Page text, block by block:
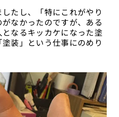
たし、「特にこれがやり
なかったのですが、ある
なるキッカケになった塗
装」という仕事にのめり